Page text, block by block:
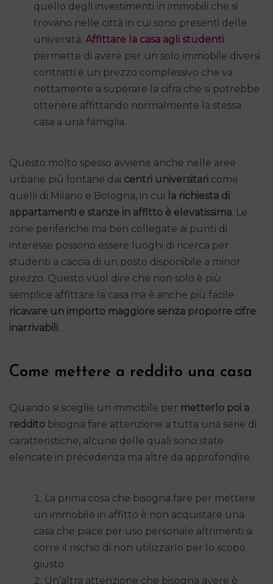
quello degli investimenti in immobili che si
trovano nelle città in cui sono presenti delle
università. Affittare la casa agli studenti
permette di avere per un solo immobile diversi
contratti e un prezzo complessivo che va
nettamente a superare la cifra che si potrebbe
ottenere affittando normalmente la stessa
casa a una famiglia.
Questo molto spesso avviene anche nelle aree
urbane più lontane dai centri universitari come
quelli di Milano e Bologna, in cui la richiesta di
appartamenti e stanze in affitto è elevatissima. Le
zone periferiche ma ben collegate ai punti di
interesse possono essere luoghi di ricerca per
studenti a caccia di un posto disponibile a minor
prezzo. Questo vuol dire che non solo è più
semplice affittare la casa ma è anche più facile
ricavare un importo maggiore senza proporre cifre
inarrivabili.
Come mettere a reddito una casa
Quando si sceglie un immobile per metterlo poi a
reddito bisogna fare attenzione a tutta una serie di
caratteristiche, alcune delle quali sono state
elencate in precedenza ma altre da approfondire.
La prima cosa che bisogna fare per mettere
un immobile in affitto è non acquistare una
casa che piace per uso personale altrimenti si
corre il rischio di non utilizzarlo per lo scopo
giusto.
Un’altra attenzione che bisogna avere è